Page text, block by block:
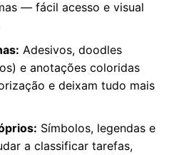
— fácil acesso e visual
Adesivos, doodles
e anotações coloridas
e deixam tudo mais
Símbolos, legendas e
a classificar tarefas,